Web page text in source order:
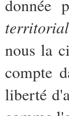
donnée
nous la
compte
liberté